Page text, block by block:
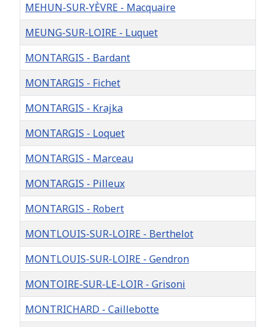
MEHUN-SUR-YÈVRE - Macquaire
MEUNG-SUR-LOIRE - Luquet
MONTARGIS - Bardant
MONTARGIS - Fichet
MONTARGIS - Krajka
MONTARGIS - Loquet
MONTARGIS - Marceau
MONTARGIS - Pilleux
MONTARGIS - Robert
MONTLOUIS-SUR-LOIRE - Berthelot
MONTLOUIS-SUR-LOIRE - Gendron
MONTOIRE-SUR-LE-LOIR - Grisoni
MONTRICHARD - Caillebotte